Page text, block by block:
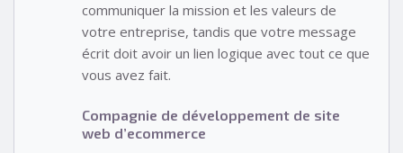
communiquer la mission et les valeurs de
votre entreprise, tandis que votre message
écrit doit avoir un lien logique avec tout ce que
vous avez fait.
Compagnie de développement de site
web d’ecommerce